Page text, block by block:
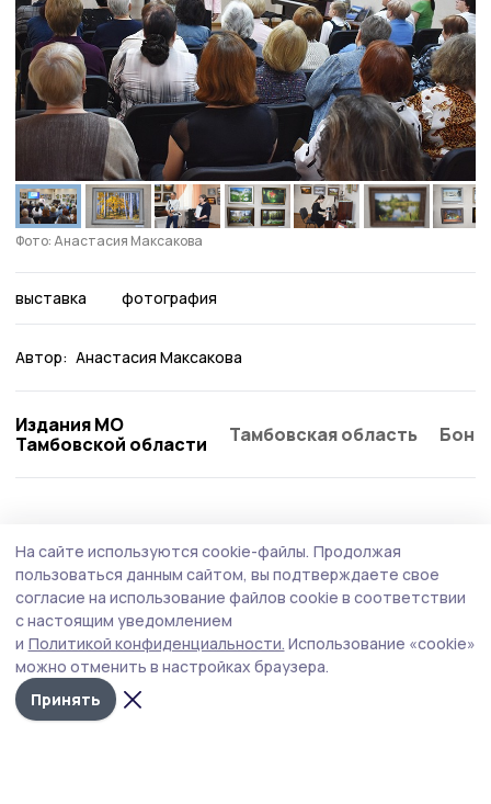
Фото: Анастасия Максакова
выставка фотография
Автор: Анастасия Максакова
Издания МО
Тамбовской области
Тамбовская область
На сайте используются cookie-файлы. Продолжая
пользоваться данным сайтом, вы подтверждаете свое
согласие на использование файлов cookie в соответствии
с настоящим уведомлением
и Политикой конфиденциальности. Использование «cookie»
можно отменить в настройках браузера.
Принять